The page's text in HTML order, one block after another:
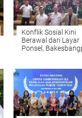
Konflik Sosial Kini
Berawal dari Layar
Ponsel,
AI Deepfake